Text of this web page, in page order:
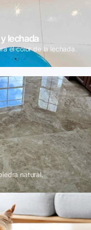
lechada
el color de la lechada.
natural.